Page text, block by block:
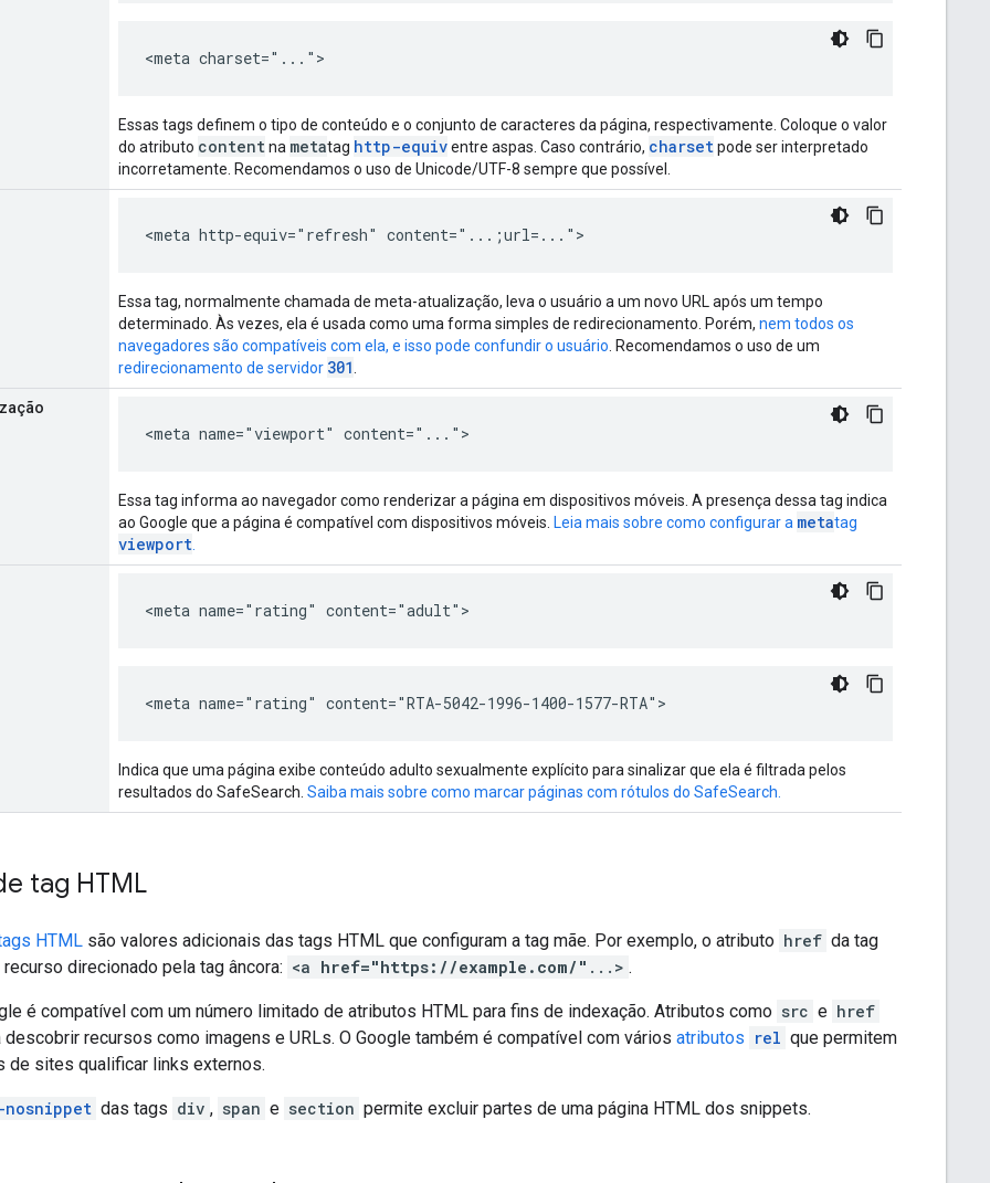
<meta charset="...">
Essas tags definem o tipo de conteúdo e o conjunto de caracteres da página, respectivamente. Coloque o valor
do atributo contentna metatag http-equiventre aspas. Caso contrário, charsetpode ser interpretado
incorretamente. Recomendamos o uso de Unicode/UTF-8 sempre que possível.
<meta http-equiv="refresh" content="...;url=...">
Essa tag, normalmente chamada de meta-atualização, leva o usuário a um novo URL após um tempo
determinado. Às vezes, ela é usada como uma forma simples de redirecionamento. Porém, nem todos os
navegadores são compatíveis com ela, e isso pode confundir o usuário . Recomendamos o uso de um
redirecionamento de servidor 301
<meta name="viewport" content="...">
Essa tag informa ao navegador como renderizar a página em dispositivos móveis. A presença dessa tag indica
ao Google que a página é compatível com dispositivos móveis. Leia mais sobre como configurar a metatag
viewport
<meta name="rating" content="adult">
<meta name="rating" content="RTA-5042-1996-1400-1577-RTA">
Indica que uma página exibe conteúdo adulto sexualmente explícito para sinalizar que ela é filtrada pelos
resultados do SafeSearch. Saiba mais sobre como marcar páginas com rótulos do SafeSearch.
tag HTML
HTML são valores adicionais das tags HTML que configuram a tag mãe. Por exemplo, o atributo href da tag
recurso direcionado pela tag âncora: <a href="https://example.com/" ...> .
é compatível com um número limitado de atributos HTML para fins de indexação. Atributos como src e href
descobrir recursos como imagens e URLs. O Google também é compatível com vários atributos rel que permitem
de sites qualificar links externos.
das tags div , span e section permite excluir partes de uma página HTML dos snippets.